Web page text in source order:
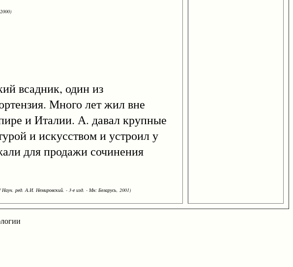
всадник, один из
Много лет жил вне
и Италии. А. давал крупные
и искусством и устроил у
для продажи сочинения
ред. А.И. Немировский. - 3-е изд. - Мн: Беларусь, 2001)